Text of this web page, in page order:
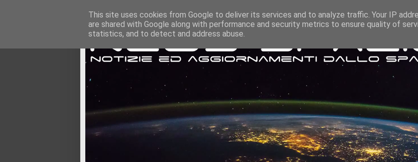
This site uses cookies from Google to deliver its services and to analyze traffic. Your IP
are shared with Google along with performance and security metrics to ensure quality of
statistics, and to detect and address abuse.